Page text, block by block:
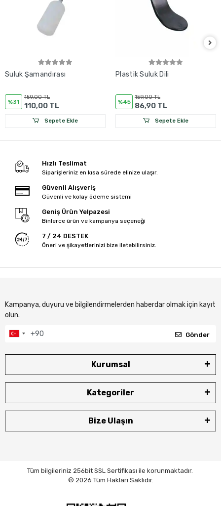
Suluk Şamandırası
%31
159,00 TL
110,00 TL
Sepete Ekle
Plastik Suluk Dili
%45
159,00 TL
86,90 TL
Sepete Ekle
Hızlı Teslimat
Siparişleriniz en kısa sürede elinize ulaşır.
Güvenli Alışveriş
Güvenli ve kolay ödeme sistemi
Geniş Ürün Yelpazesi
Binlerce ürün ve kampanya seçeneği
7 / 24 DESTEK
Öneri ve şikayetlerinizi bize iletebilirsiniz.
Kampanya, duyuru ve bilgilendirmelerden haberdar olmak için kayıt
olun.
Gönder
Kurumsal
Kategoriler
Bize Ulaşın
Tüm bilgileriniz 256bit SSL Sertifikası ile korunmaktadır.
© 2026 Tüm Hakları Saklıdır.